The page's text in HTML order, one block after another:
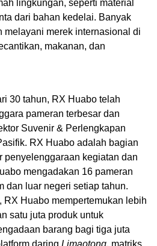
lingkungan, seperti material
dari bahan kedelai. Banyak
melayani merek internasional di
makanan, dan
30 tahun, RX Huabo telah
pameran terbesar dan
Suvenir & Perlengkapan
RX Huabo adalah bagian
penyelenggaraan kegiatan dan
mengadakan 16 pameran
dan luar negeri setiap tahun.
RX Huabo mempertemukan lebih
satu juta produk untuk
barang bagi tiga juta